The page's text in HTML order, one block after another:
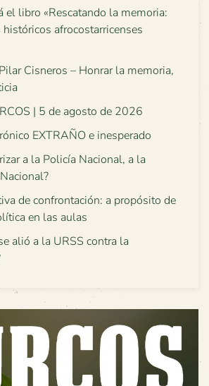
el libro «Rescatando la memoria:
afrocostarricenses
Cisneros – Honrar la memoria,
| 5 de agosto de 2026
EXTRAÑO e inesperado
a la Policía Nacional, a la
de confrontación: a propósito de
en las aulas
alió a la URSS contra la